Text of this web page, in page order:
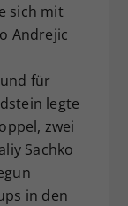
sich mit
Andrejic
für
legte
zwei
Sachko
in den